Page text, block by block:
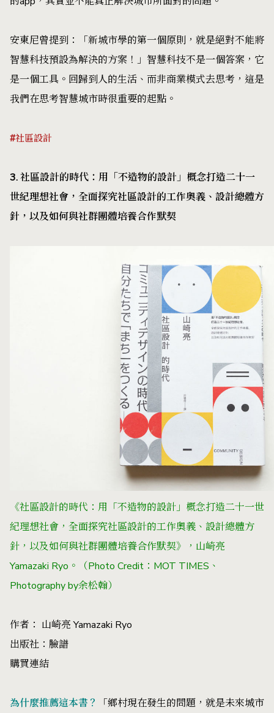
安東尼曾提到：「新城市學的第一個原則，就是絕對不能將
智慧科技預設為解決的方案！」智慧科技不是一個答案，它
是一個工具。回歸到人的生活、而非商業模式去思考，這是
我們在思考智慧城市時很重要的起點。
#社區設計
3. 社區設計的時代：用「不造物的設計」概念打造二十一
世紀理想社會，全面探究社區設計的工作奧義、設計總體方
針，以及如何與社群團體培養合作默契
《社區設計的時代：用「不造物的設計」概念打造二十一世
紀理想社會，全面探究社區設計的工作奧義、設計總體方
針，以及如何與社群團體培養合作默契》，山崎亮
Yamazaki Ryo。（Photo Credit：MOT TIMES、
Photography by余松翰）
作者： 山崎亮 Yamazaki Ryo
出版社：臉譜
購買連結
為什麼推薦這本書？
「鄉村現在發生的問題，就是未來城市